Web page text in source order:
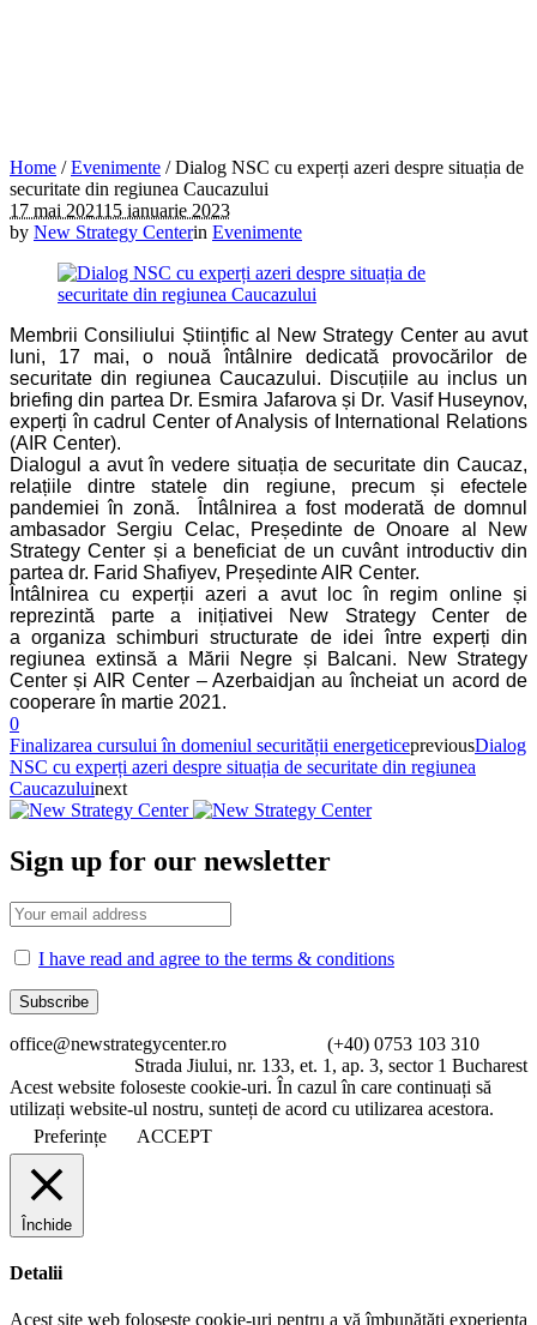
Home /Evenimente /Dialog NSC cu experți azeri despre situația de
securitate din regiunea Caucazului
17 mai 202115 ianuarie 2023
by New Strategy Centerin Evenimente
Membrii Consiliului Științific al New Strategy Center au avut
luni, 17 mai, o nouă întâlnire dedicată provocărilor de
securitate din regiunea Caucazului. Discuțiile au inclus un
briefing din partea Dr. Esmira Jafarova și Dr. Vasif Huseynov,
experți în cadrul Center of Analysis of International Relations
(AIR Center).
Dialogul a avut în vedere situația de securitate din Caucaz,
relațiile dintre statele din regiune, precum și efectele
pandemiei în zonă. Întâlnirea a fost moderată de domnul
ambasador Sergiu Celac, Președinte de Onoare al New
Strategy Center și a beneficiat de un cuvânt introductiv din
partea dr. Farid Shafiyev, Președinte AIR Center.
Întâlnirea cu experții azeri a avut loc în regim online și
reprezintă parte a inițiativei New Strategy Center de
a organiza schimburi structurate de idei între experți din
regiunea extinsă a Mării Negre și Balcani. New Strategy
Center și AIR Center – Azerbaidjan au încheiat un acord de
cooperare în martie 2021.
0
Finalizarea cursului în domeniul securității energeticepreviousDialog
NSC cu experți azeri despre situația de securitate din regiunea
Caucazuluinext
Sign up for our newsletter
I have read and agree to the terms & conditions
office@newstrategycenter.ro (+40) 0753 103 310
Strada Jiului, nr. 133, et. 1, ap. 3, sector 1 Bucharest
Acest website foloseste cookie-uri. În cazul în care continuați să
utilizați website-ul nostru, sunteți de acord cu utilizarea acestora.
Preferințe
ACCEPT
Închide
Detalii
Acest site web folosește cookie-uri pentru a vă îmbunătăți experiența